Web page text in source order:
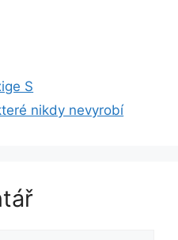
S
nikdy nevyrobí